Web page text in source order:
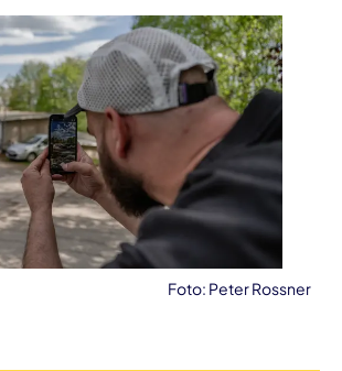
Foto: Peter Rossner